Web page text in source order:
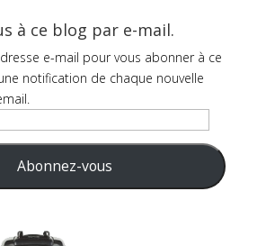
à ce blog par e-mail.
e-mail pour vous abonner à ce
notification de chaque nouvelle
Abonnez-vous